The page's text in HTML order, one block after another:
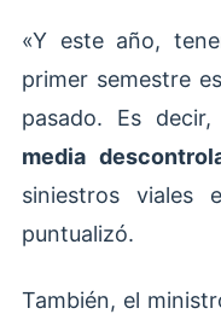
«Y este año,
primer semestre
pasado. Es decir,
media
siniestros viales
puntualizó.
También, el